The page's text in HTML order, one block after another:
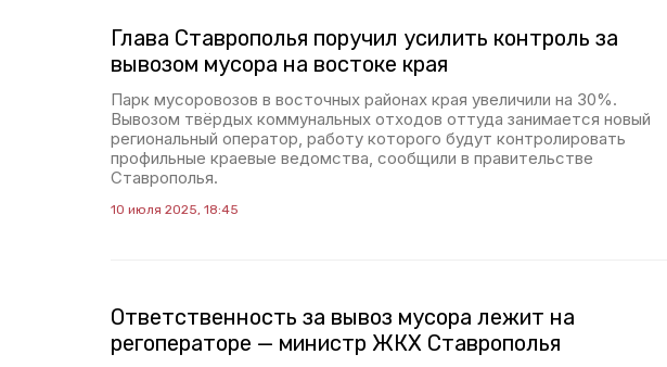
Глава Ставрополья поручил усилить контроль за
вывозом мусора на востоке края
Парк мусоровозов в восточных районах края увеличили на 30%.
Вывозом твёрдых коммунальных отходов оттуда занимается новый
региональный оператор, работу которого будут контролировать
профильные краевые ведомства, сообщили в правительстве
Ставрополья.
10 июля 2025, 18:45
Ответственность за вывоз мусора лежит на
регоператоре — министр ЖКХ Ставрополья